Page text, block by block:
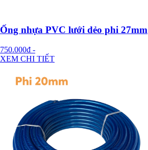
Ống nhựa PVC lưới dẻo phi 27mm
750.000đ -
XEM CHI TIẾT